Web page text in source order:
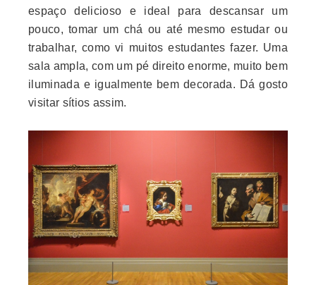
espaço delicioso e ideal para descansar um
pouco, tomar um chá ou até mesmo estudar ou
trabalhar, como vi muitos estudantes fazer. Uma
sala ampla, com um pé direito enorme, muito bem
iluminada e igualmente bem decorada. Dá gosto
visitar sítios assim.